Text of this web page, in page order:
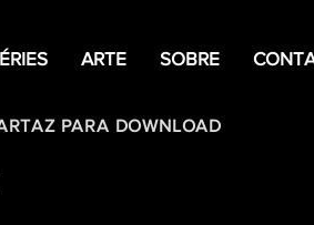
ARTE SOBRE
PARA DOWNLOAD